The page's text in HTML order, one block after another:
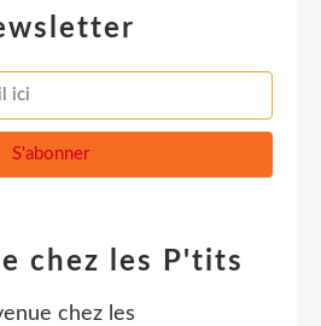
chez les P'tits